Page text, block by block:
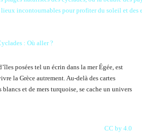
: Où aller ?
posées tel un écrin dans la mer Égée, est
la Grèce autrement. Au-delà des cartes
et de mers turquoise, se cache un univers
CC by 4.0